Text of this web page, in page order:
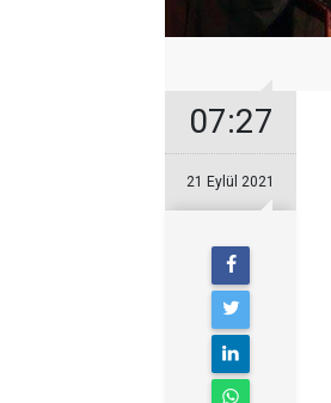
07:27
21 Eylül 2021